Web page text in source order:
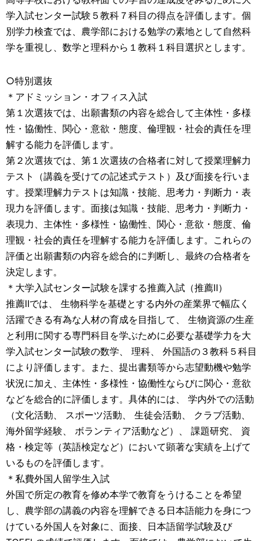
学入試センター試験５教科７科目の得点を評価します。個
別学力検査では、農学部における勉学の素地として自然科
学を重視し、数学と理科から１教科１科目選択とします。
○特別選抜
＊アドミッション・オフィス入試
第１次選抜では、出願書類の内容を総合して主体性・多様
性・協働性、関心・意欲・態度、倫理観・社会的責任を理
解する能力を評価します。
第２次選抜では、第１次選抜の合格者に対して授業理解力
テスト（講義を受けての記述式テスト）及び面接を行いま
す。授業理解力テストは知識・技能、思考力・判断力・表
現力を評価します。面接は知識・技能、思考力・判断力・
表現力、主体性・多様性・協働性、関心・意欲・態度、倫
理観・社会的責任を理解する能力を評価します。これらの
評価と出願書類の内容を総合的に判断し、最終の合格者を
決定します。
＊大学入試センター試験を課する推薦入試（推薦Ⅱ）
推薦Ⅱでは、 生物科学を基礎とする内外の産業界で幅広く
活躍できる有為な人材の育成を目指して、 生物資源の生産
と利用に関する専門科目を学ぶために必要な基礎学力を大
学入試センター試験の数学、 理科、 外国語の３教科５科目
により評価します。また、提出書類等から志望動機や勉学
状況に加え、主体性・多様性・協働性ならびに関心・意欲
などを総合的に評価します。具体的には、 学内外での活動
（文化活動、 スポーツ活動、 生徒会活動、 クラブ活動、
海外留学経験、 ボランティア活動など）、 課題研究、 資
格・検定等（英語検定など）において顕著な実績を上げて
いるものを評価します。
＊私費外国人留学生入試
外国で所定の教育を修め本学で教育をうけることを希望
し、農学部の講義の内容を理解できる日本語能力を身につ
けている外国人を対象に、面接、日本語留学試験及び